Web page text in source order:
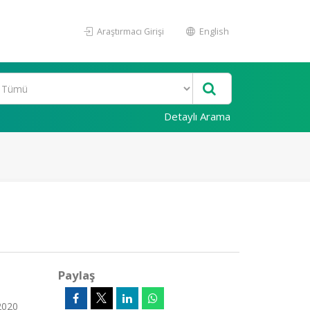
Araştırmacı Girişi English
Detaylı Arama
Paylaş